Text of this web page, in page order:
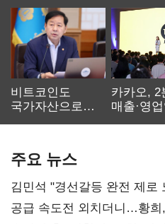
비트코인도
국가자산으로…'
카카오, 2
매출·영
주요 뉴스
김민석 "경선갈등 완전 제
사과부터"
공급 속도전 외치더니…황희